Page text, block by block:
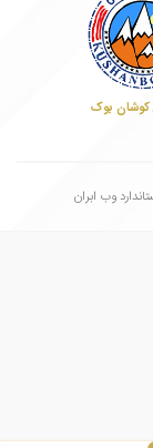
ابران